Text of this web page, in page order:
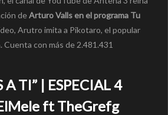
deArturo Valls en el programa Tu
Arutro imita a Pikotaro, el popular
con más de 2.481.431
A TI” | ESPECIAL 4
ft TheGrefg